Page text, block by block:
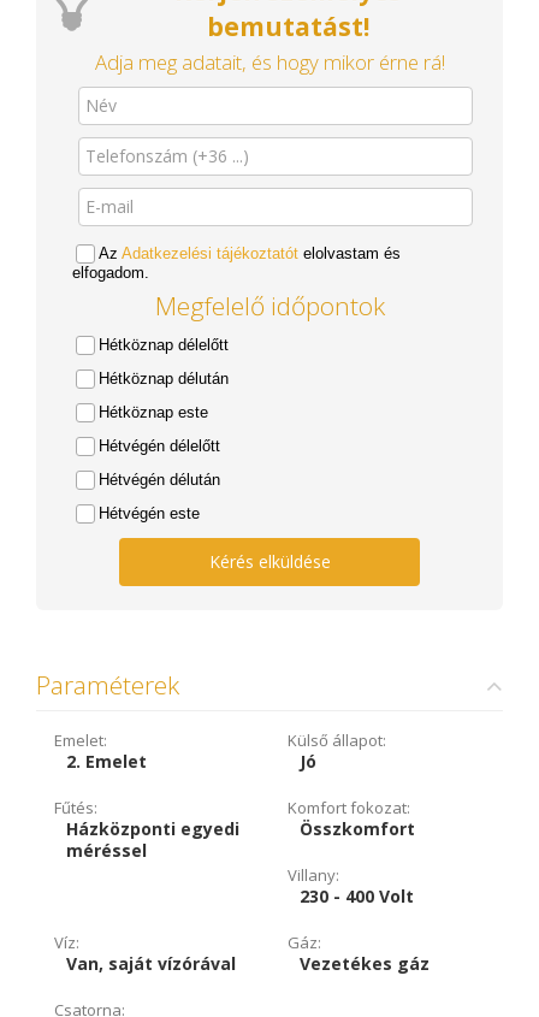
bemutatást!
Adja meg adatait, és hogy mikor érne rá!
Az Adatkezelési tájékoztatót elolvastam és
elfogadom.
Megfelelő időpontok
Hétköznap délelőtt
Hétköznap délután
Hétköznap este
Hétvégén délelőtt
Hétvégén délután
Hétvégén este
Kérés elküldése
Paraméterek
Emelet:
2. Emelet
Külső állapot:
Jó
Fűtés:
Házközponti egyedi
méréssel
Komfort fokozat:
Összkomfort
Villany:
230 - 400 Volt
Víz:
Van, saját vízórával
Gáz:
Vezetékes gáz
Csatorna: